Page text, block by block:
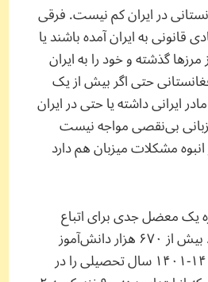
در ایران کم نیست. فرقی
قانونی به ایران آمده باشند یا
مرزها گذشته و خود را به ایران
حتی اگر بیش از یک
ایرانی داشته‌ یا حتی در ایران
بی‌نقصی مواجه نیست
مشکلات میزبان هم دارد
یک معضل جدی برای اتباع
افغانستانی بوده‌است. بیش از ۶۷۰ هزار دانش‌آموز
افغانستانی فاصله ۱۴۰۲-۱۴۰۱ سال تحصیلی را در